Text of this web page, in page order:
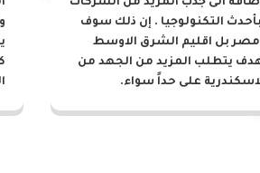
الى جذب المزيد من الشركات
التكنولوجيا . إن ذلك سوف
مصر بل اقليم الشرق الاوسط
يتطلب المزيد من الجهد من
على حداً سواء.